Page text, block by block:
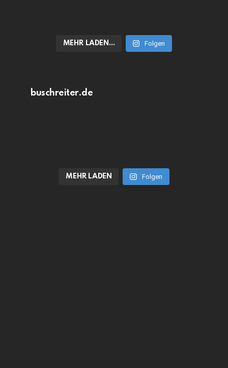
MEHR LADEN… Folgen
buschreiter.de
MEHR LADEN Folgen